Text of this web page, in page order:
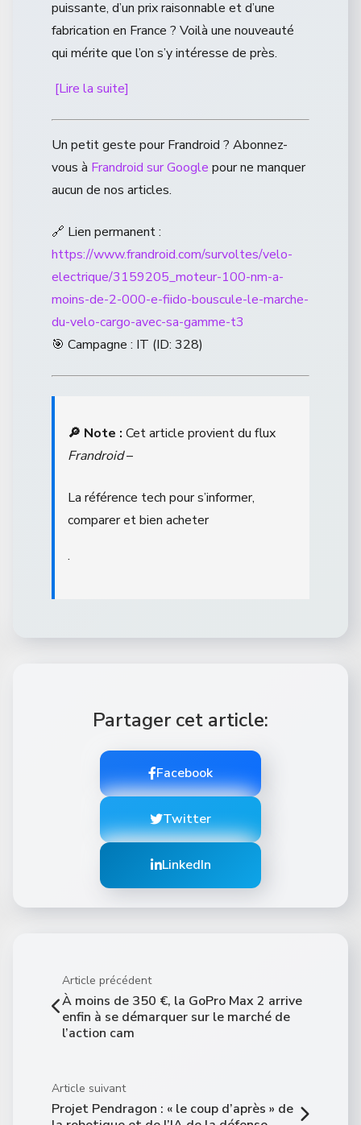
puissante, d’un prix raisonnable et d’une
fabrication en France ? Voilà une nouveauté
qui mérite que l’on s’y intéresse de près.
[Lire la suite]
Un petit geste pour Frandroid ? Abonnez-
vous à Frandroid sur Google pour ne manquer
aucun de nos articles.
🔗 Lien permanent :
https://www.frandroid.com/survoltes/velo-
electrique/3159205_moteur-100-nm-a-
moins-de-2-000-e-fiido-bouscule-le-marche-
du-velo-cargo-avec-sa-gamme-t3
🎯 Campagne : IT (ID: 328)
🔎 Note : Cet article provient du flux
Frandroid–
La référence tech pour s’informer,
comparer et bien acheter
.
Partager cet article:
Facebook
Twitter
LinkedIn
Article précédent
À moins de 350 €, la GoPro Max 2 arrive
enfin à se démarquer sur le marché de
l’action cam
Article suivant
Projet Pendragon : « le coup d’après » de